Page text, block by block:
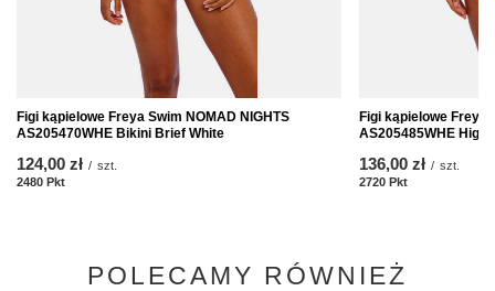
Figi kąpielowe Freya Swim NOMAD NIGHTS
AS205470WHE Bikini Brief White
124,00 zł / szt.
2480 Pkt
Figi kąpielowe Freya
AS205485WHE High
136,00 zł / szt.
2720 Pkt
POLECAMY RÓWNIEŻ